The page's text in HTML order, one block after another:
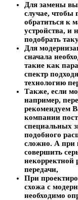
Для замены
случае, чтобы
обратиться к
устройства, и
подобрать
Для
сначала
такие как
спектр
технологию
Также, если
например,
рекомендуем
компании
специальных
подобного
сложно. А при
совершить
некорректной
передачи,
При
схожа с
необходимо